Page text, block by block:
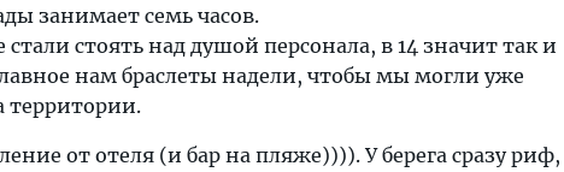
занимает семь часов.
стоять над душой персонала, в 14 значит так и
нам браслеты надели, чтобы мы могли уже
от отеля (и бар на пляже)))). У берега сразу риф,